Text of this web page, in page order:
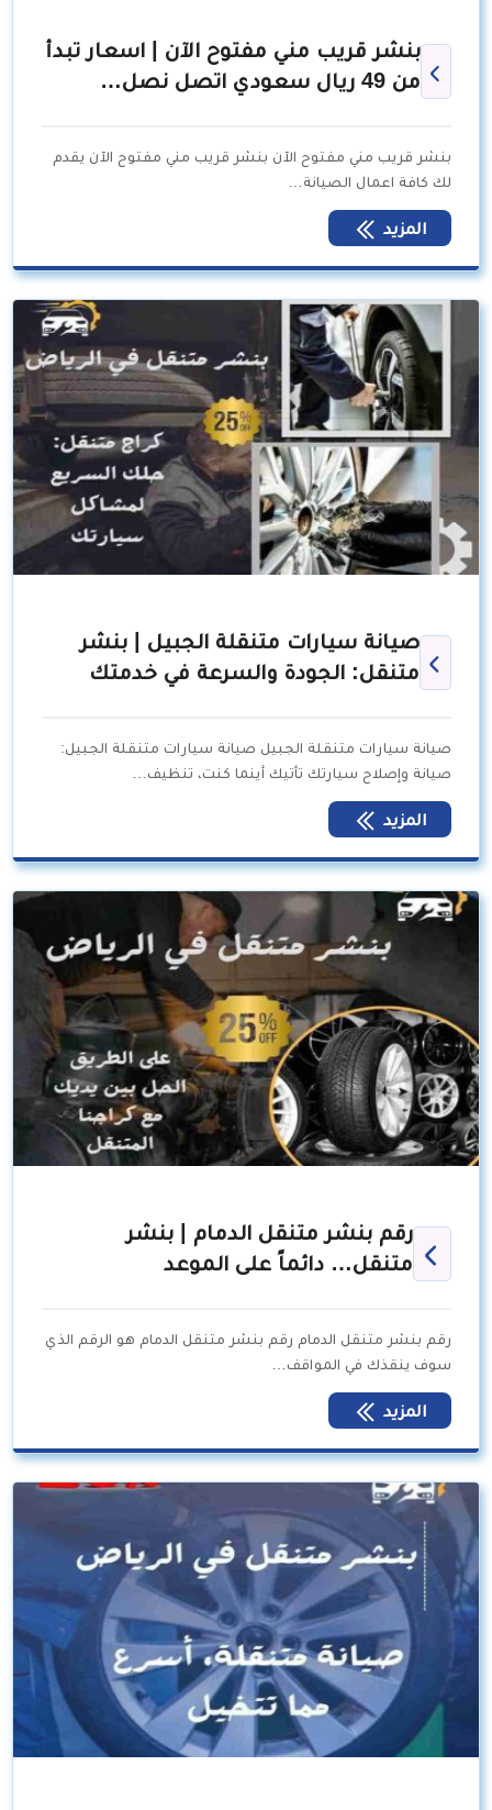
بنشر قريب مني مفتوح الآن | اسعار تبدأ
من 49 ريال سعودي اتصل نصل…
بنشر قريب مني مفتوح الآن بنشر قريب مني مفتوح الآن يقدم
لك كافة اعمال الصيانة…
المزيد
صيانة سيارات متنقلة الجبيل | بنشر
متنقل: الجودة والسرعة في خدمتك
صيانة سيارات متنقلة الجبيل صيانة سيارات متنقلة الجبيل:
صيانة وإصلاح سيارتك تأتيك أينما كنت، تنظيف…
المزيد
رقم بنشر متنقل الدمام | بنشر
متنقل… دائماً على الموعد
رقم بنشر متنقل الدمام رقم بنشر متنقل الدمام هو الرقم الذي
سوف ينقذك في المواقف…
المزيد